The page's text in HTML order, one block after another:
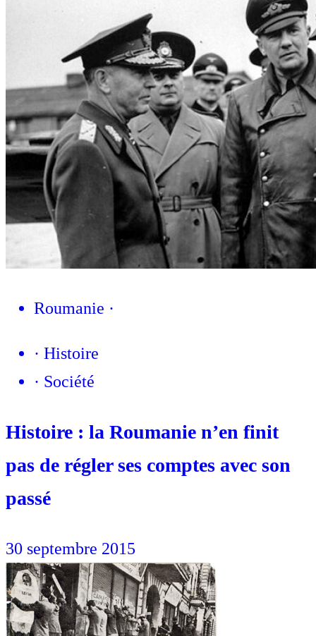
Roumanie ·
· Histoire
· Société
Histoire : la Roumanie n’en finit
pas de régler ses comptes avec son
passé
30 septembre 2015